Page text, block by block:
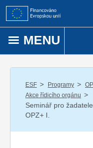
Přejít k obsahu
MENU
ESF / Programy /
Akce řídicího orgánu /
Seminář pro
OPZ+ I.